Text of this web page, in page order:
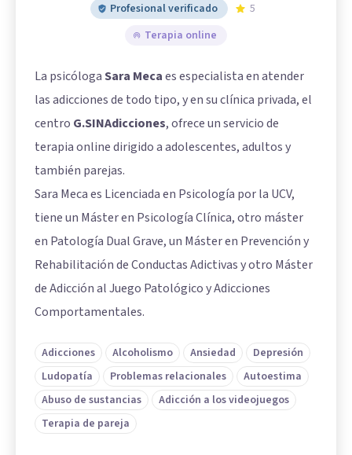
Profesional verificado
5
Terapia online
La psicólogaSara Mecaes especialista en atender
las adicciones de todo tipo, y en su clínica privada, el
centro G.SINAdicciones, ofrece un servicio de
terapia online dirigido a adolescentes, adultos y
también parejas.
Sara Meca es Licenciada en Psicología por la UCV,
tiene un Máster en Psicología Clínica, otro máster
en Patología Dual Grave, un Máster en Prevención y
Rehabilitación de Conductas Adictivas y otro Máster
de Adicción al Juego Patológico y Adicciones
Comportamentales.
Adicciones Alcoholismo Ansiedad
Depresión
Ludopatía
Problemas relacionales
Autoestima
Abuso de sustancias
Adicción a los videojuegos
Terapia de pareja